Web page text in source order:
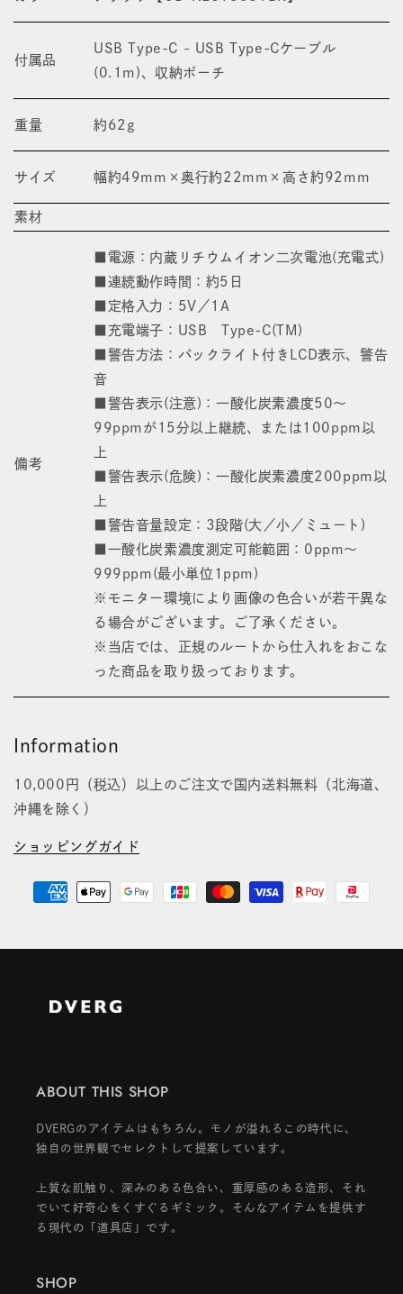
付属品
USB Type-C - USB Type-Cケーブル
(0.1m)、収納ポーチ
重量 約62g
サイズ 幅約49mm×奥行約22mm×高さ約92mm
素材
備考
■電源：内蔵リチウムイオン二次電池(充電式)
■連続動作時間：約5日
■定格入力：5V／1A
■充電端子：USB Type-C(TM)
■警告方法：バックライト付きLCD表示、警告
音
■警告表示(注意)：一酸化炭素濃度50～
99ppmが15分以上継続、または100ppm以
上
■警告表示(危険)：一酸化炭素濃度200ppm以
上
■警告音量設定：3段階(大／小／ミュート)
■一酸化炭素濃度測定可能範囲：0ppm～
999ppm(最小単位1ppm)
※モニター環境により画像の色合いが若干異な
る場合がございます。ご了承ください。
※当店では、正規のルートから仕入れをおこな
った商品を取り扱っております。
Information
10,000円（税込）以上のご注文で国内送料無料（北海道、
沖縄を除く）
ショッピングガイド
ABOUT THIS SHOP
DVERGのアイテムはもちろん。モノが溢れるこの時代に、
独自の世界観でセレクトして提案しています。
上質な肌触り、深みのある色合い、重厚感のある造形、それ
でいて好奇心をくすぐるギミック。そんなアイテムを提供す
る現代の「道具店」です。
SHOP